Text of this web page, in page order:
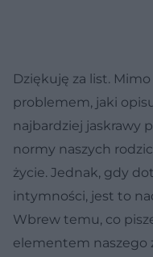
Dziękuję za list.
problemem, jaki
najbardziej jaskrawy
normy naszych
życie. Jednak, gdy
intymności, jest to
Wbrew temu, co
elementem naszego